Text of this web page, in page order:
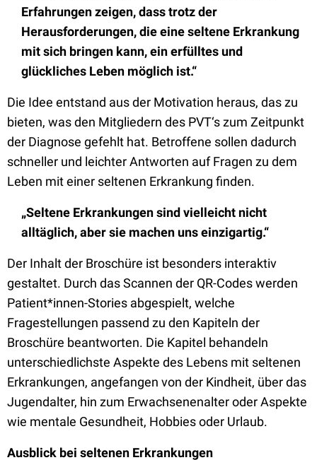
Erfahrungen zeigen, dass trotz der
Herausforderungen, die eine seltene Erkrankung
mit sich bringen kann, ein erfülltes und
glückliches Leben möglich ist.“
Die Idee entstand aus der Motivation heraus, das zu
bieten, was den Mitgliedern des PVT‘s zum Zeitpunkt
der Diagnose gefehlt hat. Betroffene sollen dadurch
schneller und leichter Antworten auf Fragen zu dem
Leben mit einer seltenen Erkrankung finden.
„Seltene Erkrankungen sind vielleicht nicht
alltäglich, aber sie machen uns einzigartig.“
Der Inhalt der Broschüre ist besonders interaktiv
gestaltet. Durch das Scannen der QR-Codes werden
Patient*innen-Stories abgespielt, welche
Fragestellungen passend zu den Kapiteln der
Broschüre beantworten. Die Kapitel behandeln
unterschiedlichste Aspekte des Lebens mit seltenen
Erkrankungen, angefangen von der Kindheit, über das
Jugendalter, hin zum Erwachsenenalter oder Aspekte
wie mentale Gesundheit, Hobbies oder Urlaub.
Ausblick bei seltenen Erkrankungen